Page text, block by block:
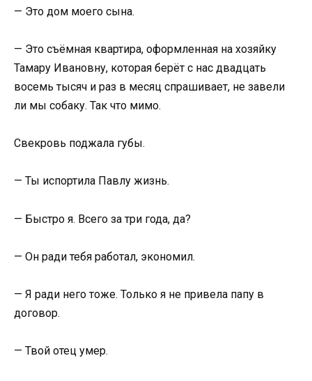
— Это дом моего сына.
— Это съёмная квартира, оформленная на хозяйку
Тамару Ивановну, которая берёт с нас двадцать
восемь тысяч и раз в месяц спрашивает, не завели
ли мы собаку. Так что мимо.
Свекровь поджала губы.
— Ты испортила Павлу жизнь.
— Быстро я. Всего за три года, да?
— Он ради тебя работал, экономил.
— Я ради него тоже. Только я не привела папу в
договор.
— Твой отец умер.